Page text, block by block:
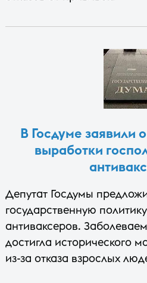
В Госдуме заявили
выработки
Депутат Госдумы
государственную
антиваксеров.
достигла исторического
из-за отказа взрослых